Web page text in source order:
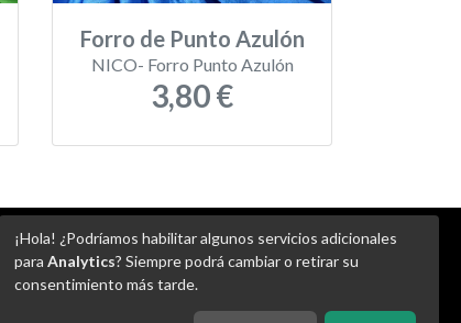
Forro de Punto Azulón
NICO- Forro Punto Azulón
3,80 €
Ajustes de Cookies
¡Hola! ¿Podríamos habilitar algunos servicios adicionales
para Analytics? Siempre podrá cambiar o retirar su
consentimiento más tarde.